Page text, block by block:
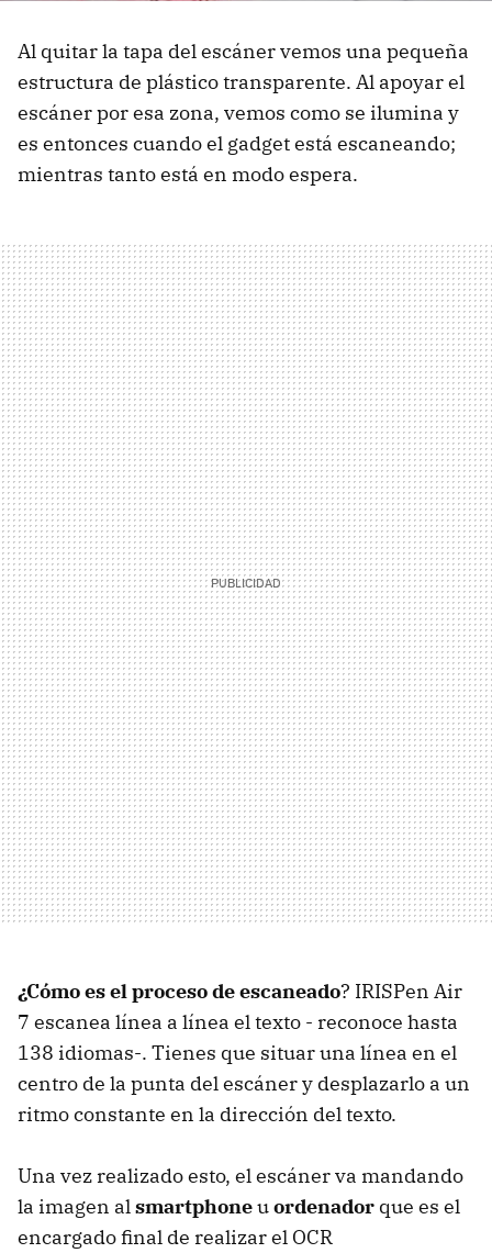
Al quitar la tapa del escáner vemos una pequeña
estructura de plástico transparente. Al apoyar el
escáner por esa zona, vemos como se ilumina y
es entonces cuando el gadget está escaneando;
mientras tanto está en modo espera.
¿Cómo es el proceso de escaneado? IRISPen Air
7 escanea línea a línea el texto - reconoce hasta
138 idiomas-. Tienes que situar una línea en el
centro de la punta del escáner y desplazarlo a un
ritmo constante en la dirección del texto.
Una vez realizado esto, el escáner va mandando
la imagen al smartphoneuordenador que es el
encargado final de realizar el OCR